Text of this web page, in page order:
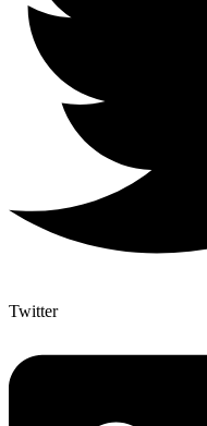
Twitter